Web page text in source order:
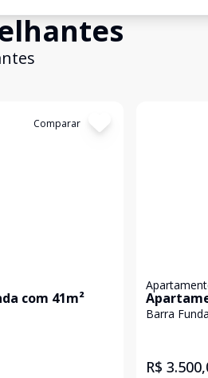
Comparar
com 41m²
Barra
R$